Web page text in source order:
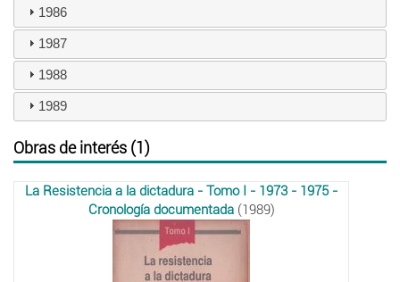
1986
1987
1988
1989
Obras de interés (1)
La Resistencia a la dictadura - Tomo I - 1973 - 1975 -
Cronología documentada (1989)